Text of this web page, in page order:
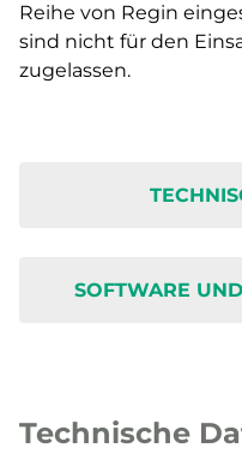
Reihe von Regin
sind nicht für den
zugelassen.
SOFTWARE
Technische